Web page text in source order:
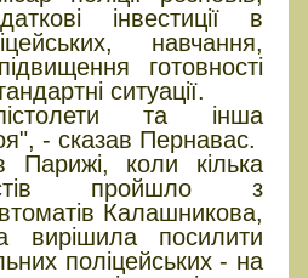
інвестиції в
навчання,
готовності
ситуації.
та інша
- сказав Пернавас.
Парижі, коли кілька
пройшло з
Калашникова,
вирішила посилити
поліцейських - на